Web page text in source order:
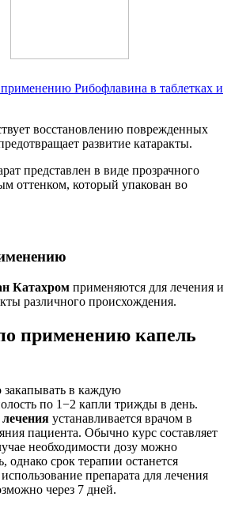
Рибофлавина в таблетках и
восстановлению поврежденных
развитие катаракты.
представлен в виде прозрачного
оттенком, который упакован во
Катахром применяются для лечения и
различного происхождения.
применению капель
закапывать в каждую
по 1−2 капли трижды в день.
устанавливается врачом в
пациента. Обычно курс составляет
необходимости дозу можно
однако срок терапии останется
препарата для лечения
через 7 дней.